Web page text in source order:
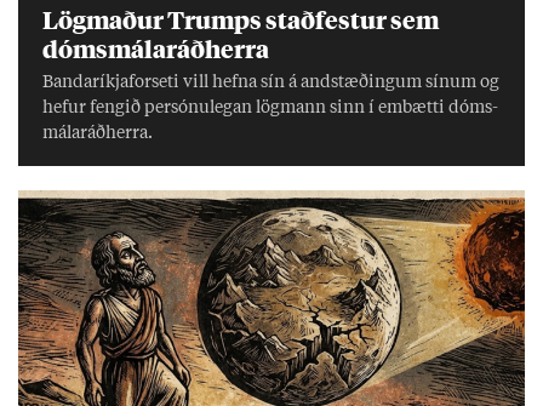
Lög­mað­ur Trumps stað­fest­ur sem
dóms­mála­ráð­herra
Banda­ríkja­for­seti vill hefna sín á and­stæð­ing­um sín­um og
hef­ur feng­ið per­sónu­leg­an lög­mann sinn í embætti dóms­
mála­ráð­herra.